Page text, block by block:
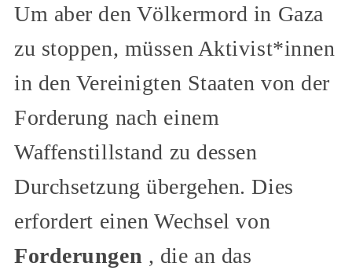
Um aber den Völkermord in Gaza
zu stoppen, müssen Aktivist*innen
in den Vereinigten Staaten von der
Forderung nach einem
Waffenstillstand zu dessen
Durchsetzung übergehen. Dies
erfordert einen Wechsel von
Forderungen , die an das